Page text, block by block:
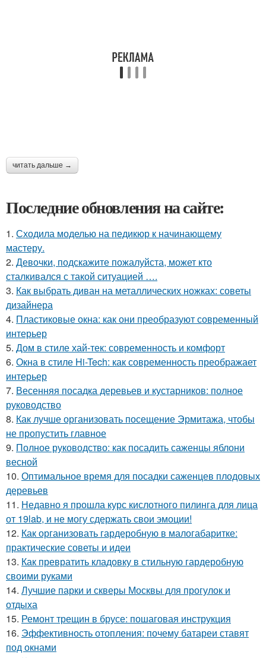
читать дальше →
Последние обновления на сайте:
1. Сходила моделью на педикюр к начинающему
мастеру.
2. Девочки, подскажите пожалуйста, может кто
сталкивался с такой ситуацией ….
3. Как выбрать диван на металлических ножках: советы
дизайнера
4. Пластиковые окна: как они преобразуют современный
интерьер
5. Дом в стиле хай-тек: современность и комфорт
6. Окна в стиле Hi-Tech: как современность преображает
интерьер
7. Весенняя посадка деревьев и кустарников: полное
руководство
8. Как лучше организовать посещение Эрмитажа, чтобы
не пропустить главное
9. Полное руководство: как посадить саженцы яблони
весной
10. Оптимальное время для посадки саженцев плодовых
деревьев
11. Недавно я прошла курс кислотного пилинга для лица
от 19lab, и не могу сдержать свои эмоции!
12. Как организовать гардеробную в малогабаритке:
практические советы и идеи
13. Как превратить кладовку в стильную гардеробную
своими руками
14. Лучшие парки и скверы Москвы для прогулок и
отдыха
15. Ремонт трещин в брусе: пошаговая инструкция
16. Эффективность отопления: почему батареи ставят
под окнами